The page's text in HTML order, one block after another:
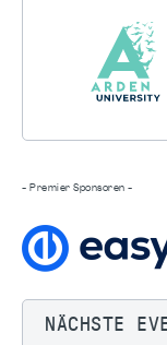
- Premier Sponsoren -
NÄCHSTE